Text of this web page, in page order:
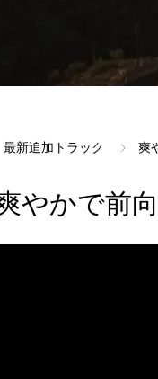
最新追加トラック 爽
やかで前